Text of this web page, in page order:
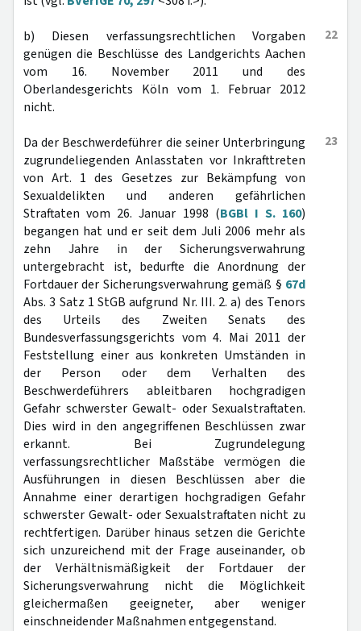
22
b) Diesen verfassungsrechtlichen Vorgaben
genügen die Beschlüsse des Landgerichts Aachen
vom 16. November 2011 und des
Oberlandesgerichts Köln vom 1. Februar 2012
nicht.
23
Da der Beschwerdeführer die seiner Unterbringung
zugrundeliegenden Anlasstaten vor Inkrafttreten
von Art. 1 des Gesetzes zur Bekämpfung von
Sexualdelikten und anderen gefährlichen
Straftaten vom 26. Januar 1998 (BGBl I S. 160)
begangen hat und er seit dem Juli 2006 mehr als
zehn Jahre in der Sicherungsverwahrung
untergebracht ist, bedurfte die Anordnung der
Fortdauer der Sicherungsverwahrung gemäß § 67d
Abs. 3 Satz 1 StGB aufgrund Nr. III. 2. a) des Tenors
des Urteils des Zweiten Senats des
Bundesverfassungsgerichts vom 4. Mai 2011 der
Feststellung einer aus konkreten Umständen in
der Person oder dem Verhalten des
Beschwerdeführers ableitbaren hochgradigen
Gefahr schwerster Gewalt- oder Sexualstraftaten.
Dies wird in den angegriffenen Beschlüssen zwar
erkannt. Bei Zugrundelegung
verfassungsrechtlicher Maßstäbe vermögen die
Ausführungen in diesen Beschlüssen aber die
Annahme einer derartigen hochgradigen Gefahr
schwerster Gewalt- oder Sexualstraftaten nicht zu
rechtfertigen. Darüber hinaus setzen die Gerichte
sich unzureichend mit der Frage auseinander, ob
der Verhältnismäßigkeit der Fortdauer der
Sicherungsverwahrung nicht die Möglichkeit
gleichermaßen geeigneter, aber weniger
einschneidender Maßnahmen entgegenstand.